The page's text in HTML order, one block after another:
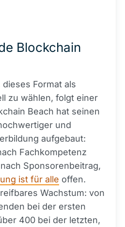
Blockchain
Format als
zu wählen, folgt einer
Beach hat seinen
und
aufgebaut:
Fachkompetenz
Sponsorenbeitrag,
ist für alle offen.
Wachstum: von
bei der ersten
400 bei der letzten,